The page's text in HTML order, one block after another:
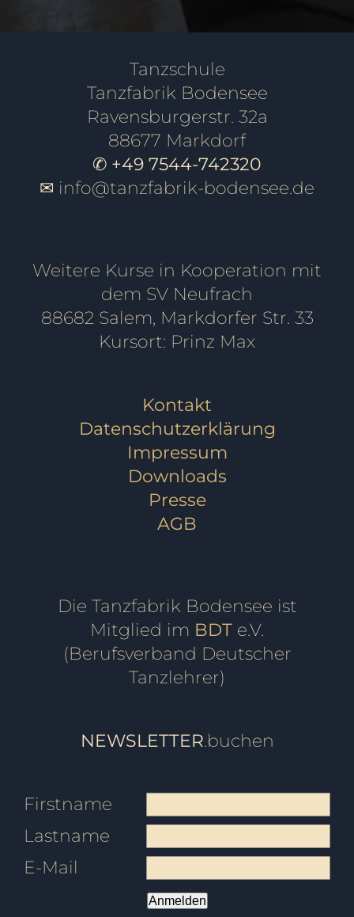
Tanzschule
Tanzfabrik Bodensee
Ravensburgerstr. 32a
88677 Markdorf
✆ +49 7544-742320
✉ info@tanzfabrik-bodensee.de
Weitere Kurse in Kooperation mit
dem SV Neufrach
88682 Salem, Markdorfer Str. 33
Kursort: Prinz Max
Kontakt
Datenschutzerklärung
Impressum
Downloads
Presse
AGB
Die Tanzfabrik Bodensee ist
Mitglied im BDT e.V.
(Berufsverband Deutscher
Tanzlehrer)
NEWSLETTER.buchen
Firstname
Lastname
E-Mail
Anmelden